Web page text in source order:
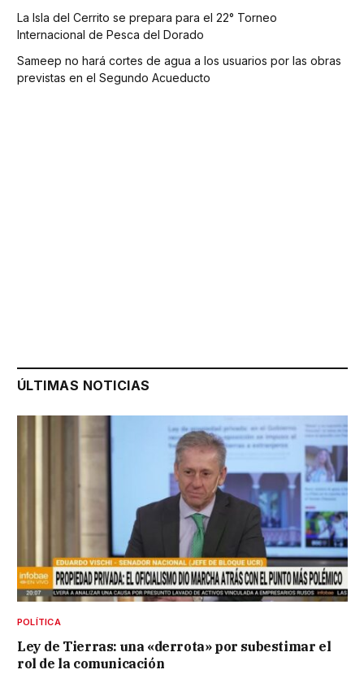
La Isla del Cerrito se prepara para el 22° Torneo
Internacional de Pesca del Dorado
Sameep no hará cortes de agua a los usuarios por las obras
previstas en el Segundo Acueducto
ÚLTIMAS NOTICIAS
POLÍTICA
Ley de Tierras: una «derrota» por subestimar el
rol de la comunicación